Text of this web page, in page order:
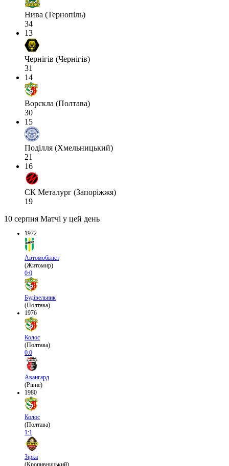
Нива (Тернопіль)
34
13
Чернігів (Чернігів)
31
14
Ворскла (Полтава)
30
15
Поділля (Хмельницький)
21
16
СК Металург (Запоріжжя)
19
10 серпня Матчі у цей день
1972
Автомобіліст
(Житомир)
0:0
Будівельник
(Полтава)
1976
Колос
(Полтава)
0:0
Авангард
(Рівне)
1980
Колос
(Полтава)
1:1
Зірка